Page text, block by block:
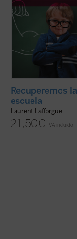
Recuperemos la
escuela
Laurent Lafforgue
21,50€ IVA incluido